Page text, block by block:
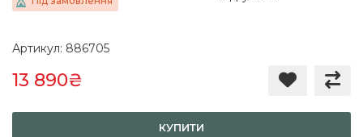
Артикул: 886705
13 890₴
КУПИТИ